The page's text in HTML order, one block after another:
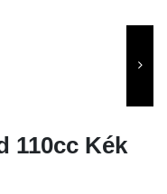
110cc Kék